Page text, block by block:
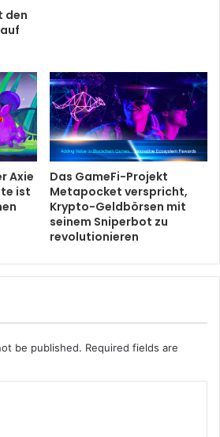
den
Axie
ist
Das GameFi-Projekt
Metapocket verspricht,
Krypto-Geldbörsen mit
seinem Sniperbot zu
revolutionieren
be published. Required fields are